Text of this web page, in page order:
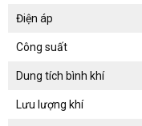
Điện áp
Công suất
Dung tích bình khí
Lưu lượng khí